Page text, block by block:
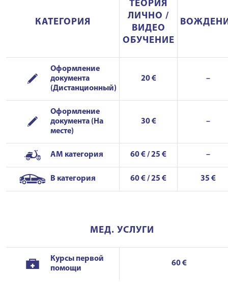
КАТЕГОРИЯ
ТЕОРИЯ
ЛИЧНО /
ВИДЕО
ОБУЧЕНИЕ
Оформление
документа
(Дистанционный)
20 € –
Оформление
документа (На
месте)
30 € –
AM категория 60 € / 25 € –
B категория 60 € / 25 € 35 €
МЕД. УСЛУГИ
Курсы первой
помощи
60 €